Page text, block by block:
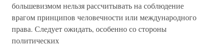
большевизмом нельзя рассчитывать на соблюдение
врагом принципов человечности или международного
права. Следует ожидать, особенно со стороны
политических